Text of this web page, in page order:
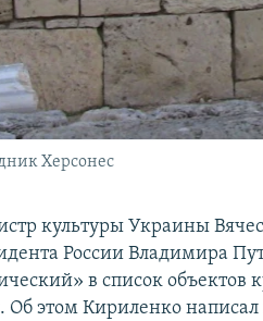
Херсонес
культуры Украины
России Владимира
в список объектов
Об этом Кириленко написал